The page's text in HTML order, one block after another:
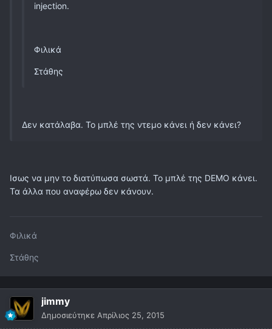
injection.
Φιλικά
Στάθης
Δεν κατάλαβα. Το μπλέ της ντεμο κάνει ή δεν κάνει?
Ισως να μην το διατύπωσα σωστά. Το μπλέ της DEMO κάνει.
Τα άλλα που αναφέρω δεν κάνουν.
Φιλικά
Στάθης
jimmy
Δημοσιεύτηκε Απρίλιος 25, 2015